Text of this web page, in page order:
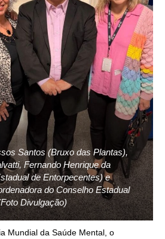
Santos (Bruxo das Plantas),
Fernando Henrique da
de Entorpecentes) e
do Conselho Estadual
Divulgação)
Mundial da Saúde Mental, o